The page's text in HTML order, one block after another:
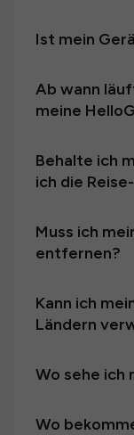
Ist mein
Ab wann
meine
Behalte ich
ich die
Muss ich
entfernen?
Kann ich
Ländern
Wo sehe ich
Wo